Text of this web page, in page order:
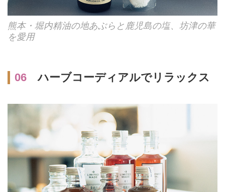
熊本・堀内精油の地あぶらと鹿児島の塩、坊津の華
を愛用
06ハーブコーディアルでリラックス